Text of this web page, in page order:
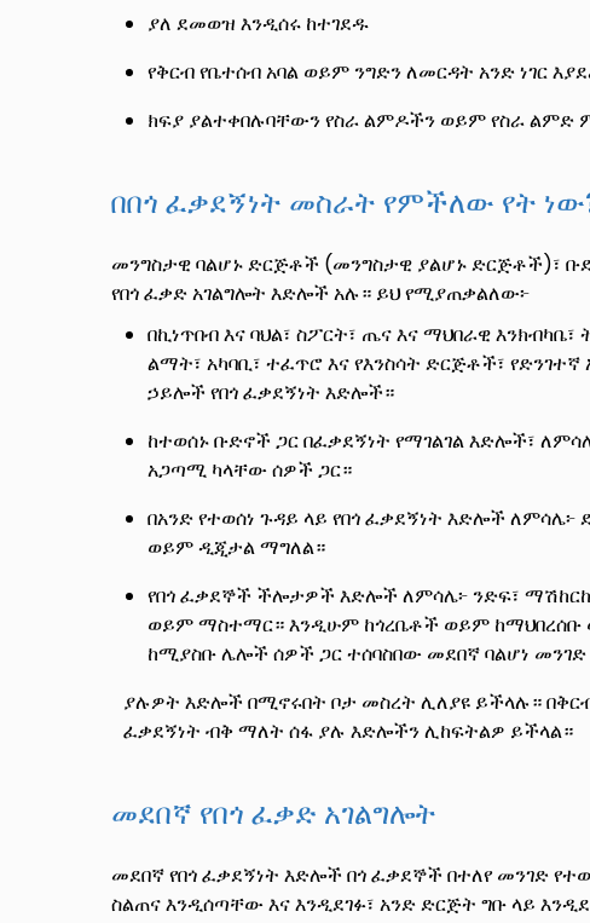
ያለ ደመወዝ እንዲሰሩ ከተገደዱ
የቅርብ የቤተሰብ አባል ወይም ንግድን ለመርዳት አንድ ነገር
ክፍያ ያልተቀበሉባቸውን የስራ ልምዶችን ወይም የስራ ልምድ
በበጎ ፈቃደኝነት መስራት የምችለው የት
መንግስታዊ ባልሆኑ ድርጅቶች (መንግስታዊ ያልሆኑ ድርጅቶች)፣
የበጎ ፈቃድ አገልግሎት እድሎች አሉ። ይህ የሚያጠቃልለው፦
በኪነጥበብ እና ባህል፣ ስፖርት፣ ጤና እና ማህበራዊ
ልማት፣ አካባቢ፣ ተፈጥሮ እና የእንስሳት ድርጅቶች፣
ኃይሎች የበጎ ፈቃደኝነት እድሎች።
ከተወሰኑ ቡድኖች ጋር በፈቃደኝነት የማገልገል እድሎች፣
አጋጣሚ ካላቸው ሰዎች ጋር።
በአንድ የተወሰነ ጉዳይ ላይ የበጎ ፈቃደኝነት እድሎች ለምሳሌ፦
ወይም ዲጂታል ማግለል።
የበጎ ፈቃደኞች ችሎታዎች እድሎች ለምሳሌ፦ ንድፍ፣
ወይም ማስተማር። እንዲሁም ከጎረቤቶች ወይም
ከሚያስቡ ሌሎች ሰዎች ጋር ተሰባስበው መደበኛ ባልሆነ
ያሉዎት እድሎች በሚኖሩበት ቦታ መስረት ሊለያዩ ይችላሉ። በቅርብ
ፈቃደኝነት ብቅ ማለት ሰፋ ያሉ እድሎችን ሊከፍትልዎ ይችላል።
መደበኛ የበጎ ፈቃድ አገልግሎት
መደበኛ የበጎ ፈቃደኝነት እድሎች በጎ ፈቃደኞች በተለየ መንገድ
ስልጠና እንዲሰጣቸው እና እንዲደገፉ፣ አንድ ድርጅት ግቡ ላይ